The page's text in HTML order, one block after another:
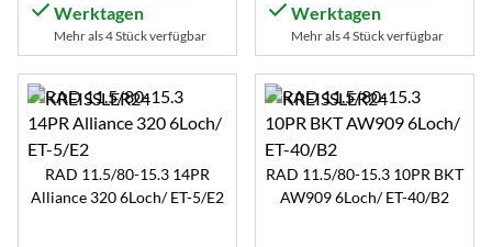
Werktagen
Mehr als 4 Stück verfügbar
Werktagen
Mehr als 4 Stück verfügbar
RAD 11.5/80-15.3 14PR
Alliance 320 6Loch/ ET-5/E2
RAD 11.5/80-15.3 10PR BKT
AW909 6Loch/ ET-40/B2